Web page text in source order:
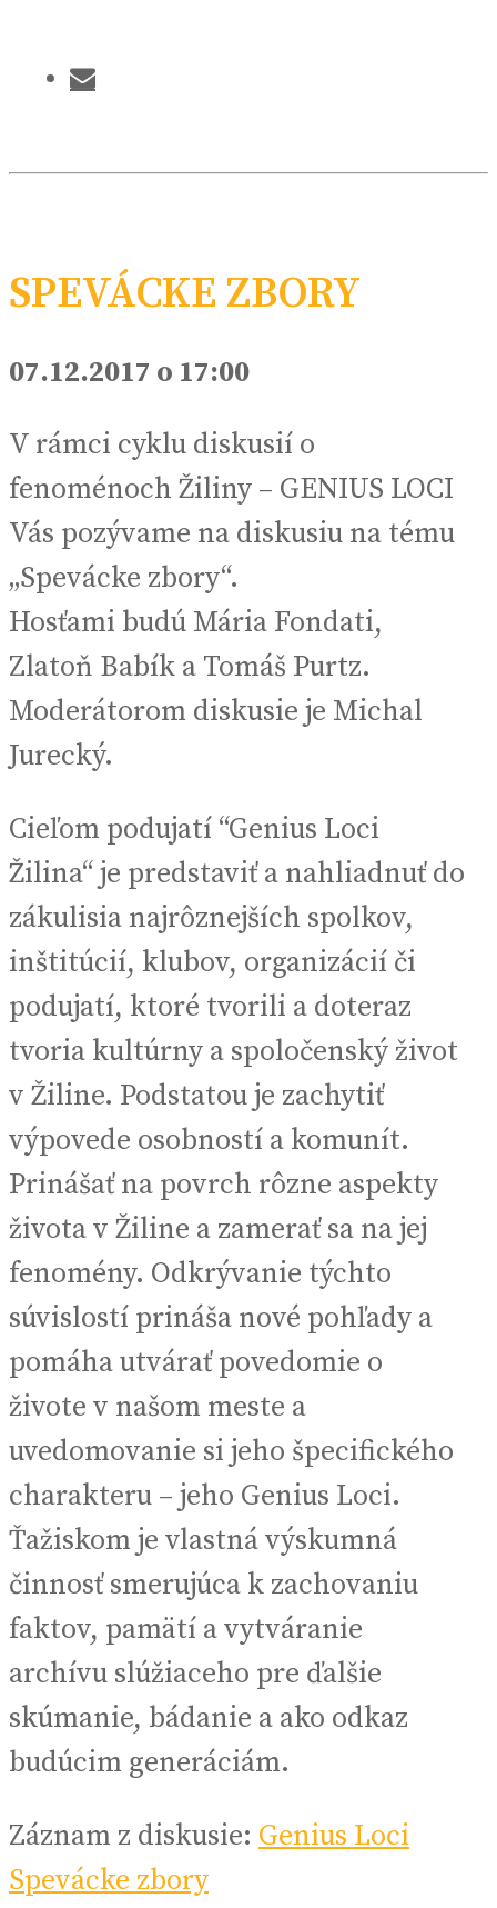
SPEVÁCKE ZBORY
07.12.2017 o 17:00
V rámci cyklu diskusií o
fenoménoch Žiliny – GENIUS LOCI
Vás pozývame na diskusiu na tému
„Spevácke zbory“.
Hosťami budú Mária Fondati,
Zlatoň Babík a Tomáš Purtz.
Moderátorom diskusie je Michal
Jurecký.
Cieľom podujatí “Genius Loci
Žilina“ je predstaviť a nahliadnuť do
zákulisia najrôznejších spolkov,
inštitúcií, klubov, organizácií či
podujatí, ktoré tvorili a doteraz
tvoria kultúrny a spoločenský život
v Žiline. Podstatou je zachytiť
výpovede osobností a komunít.
Prinášať na povrch rôzne aspekty
života v Žiline a zamerať sa na jej
fenomény. Odkrývanie týchto
súvislostí prináša nové pohľady a
pomáha utvárať povedomie o
živote v našom meste a
uvedomovanie si jeho špecifického
charakteru – jeho Genius Loci.
Ťažiskom je vlastná výskumná
činnosť smerujúca k zachovaniu
faktov, pamätí a vytváranie
archívu slúžiaceho pre ďalšie
skúmanie, bádanie a ako odkaz
budúcim generáciám.
Záznam z diskusie: Genius Loci
Spevácke zbory